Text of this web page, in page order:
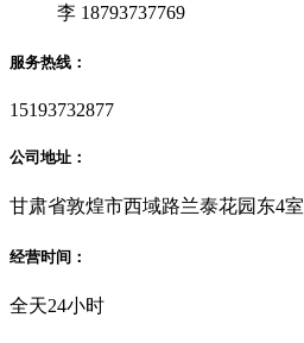
李 18793737769
服务热线：
15193732877
公司地址：
甘肃省敦煌市西域路兰泰花园东4室
经营时间：
全天24小时